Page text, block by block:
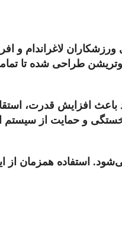
لاغراندام و
گرم، کراتین آنافارمد و گلوتامین استلا نوتریشن
باعث افزایش قدرت،
و حمایت از سیستم
استفاده همزمان از